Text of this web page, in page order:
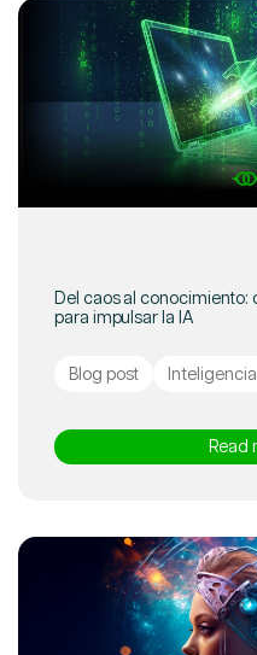
Del caos al
para impulsar la IA
Blog post
Read